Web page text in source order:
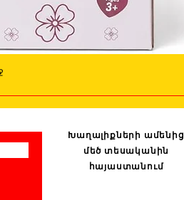
Խաղալիքների ամենից
մեծ տեսականին
հայաստանում